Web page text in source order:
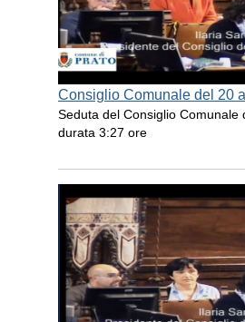
Consiglio Comunale del 20
Seduta del Consiglio Comunale
durata 3:27 ore